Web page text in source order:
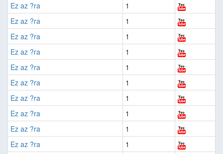
Ez az ?ra
1
Ez az ?ra
1
Ez az ?ra
1
Ez az ?ra
1
Ez az ?ra
1
Ez az ?ra
1
Ez az ?ra
1
Ez az ?ra
1
Ez az ?ra
1
Ez az ?ra
1